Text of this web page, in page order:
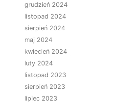
grudzień 2024
listopad 2024
sierpień 2024
maj 2024
kwiecień 2024
luty 2024
listopad 2023
sierpień 2023
lipiec 2023